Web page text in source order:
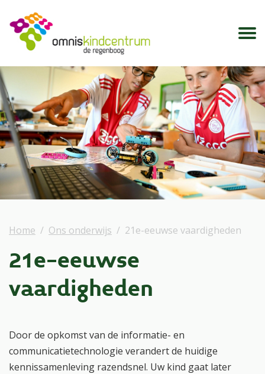
Home Ons onderwijs 21e-eeuwse vaardigheden
21e-eeuwse
vaardigheden
Door de opkomst van de informatie- en
communicatietechnologie verandert de huidige
kennissamenleving razendsnel. Uw kind gaat later